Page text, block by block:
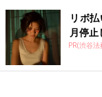
リボ
月停
PR(渋谷